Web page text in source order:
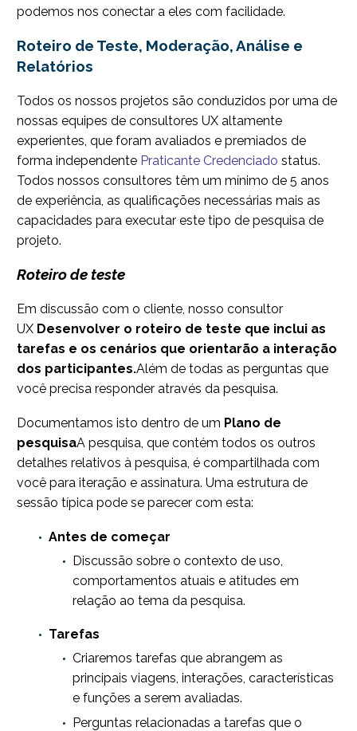
podemos nos conectar a eles com facilidade.
Roteiro de Teste, Moderação, Análise e
Relatórios
Todos os nossos projetos são conduzidos por uma de
nossas equipes de consultores UX altamente
experientes, que foram avaliados e premiados de
forma independente Praticante Credenciado status.
Todos nossos consultores têm um mínimo de 5 anos
de experiência, as qualificações necessárias mais as
capacidades para executar este tipo de pesquisa de
projeto.
Roteiro de teste
Em discussão com o cliente, nosso consultor
UX Desenvolver o roteiro de teste que inclui as
tarefas e os cenários que orientarão a interação
dos participantes.Além de todas as perguntas que
você precisa responder através da pesquisa.
Documentamos isto dentro de um Plano de
pesquisaA pesquisa, que contém todos os outros
detalhes relativos à pesquisa, é compartilhada com
você para iteração e assinatura. Uma estrutura de
sessão típica pode se parecer com esta:
Antes de começar
Discussão sobre o contexto de uso,
comportamentos atuais e atitudes em
relação ao tema da pesquisa.
Tarefas
Criaremos tarefas que abrangem as
principais viagens, interações, características
e funções a serem avaliadas.
Perguntas relacionadas a tarefas que o